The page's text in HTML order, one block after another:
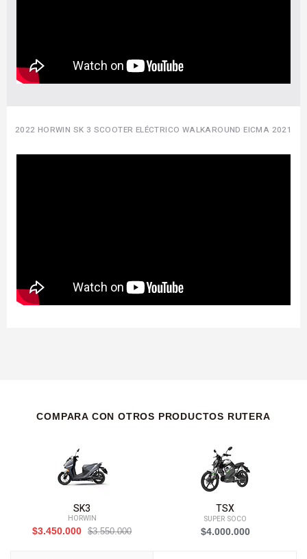
2022 HORWIN SK 3 SCOOTER ELÉCTRICO WALKAROUND EICMA 2021
COMPARA CON OTROS PRODUCTOS RUTERA
SK3
HORWIN
$3.450.000
$3.550.000
TSX
SUPER SOCO
$4.000.000